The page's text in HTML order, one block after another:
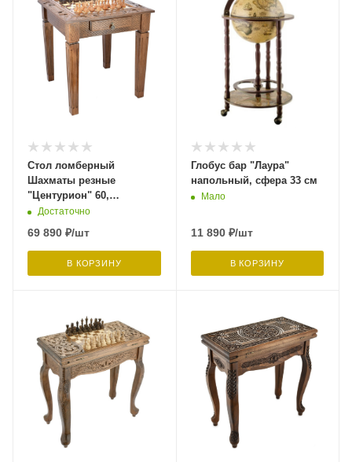
Стол ломберный
Шахматы резные
"Центурион" 60,
Harutyunyan
Достаточно
69 890 ₽/шт
В КОРЗИНУ
Глобус бар "Лаура"
напольный, сфера 33 см
Мало
11 890₽/шт
В КОРЗИНУ